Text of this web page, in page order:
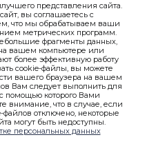
представления сайта.
вы соглашаетесь с
что мы обрабатываем ваши
метрических программ.
фрагменты данных,
вашем компьютере или
более эффективную работу
cookie-файлы, вы можете
вашего браузера на вашем
Вам следует выполнить для
помощью которого Вами
внимание, что в случае, если
отключено, некоторые
могут быть недоступны.
персональных данных
№ 1 (Базовая школа